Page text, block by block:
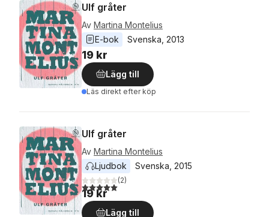
Ulf gråter
Av Martina Montelius
E-bok
Svenska 2013
19 kr
Lägg till
Läs direkt efter köp
Ulf gråter
Av Martina Montelius
Ljudbok
Svenska 2015
5,0utav 5 stjärnor. Totalt antal röster:
(2)
19 kr
Lägg till